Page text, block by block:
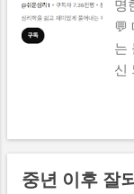
들은 긴 글을 읽기
찾거나 검색 창에
도입된 AI 탭이나
시 확인하게 만들
두기만 하면 자연
고, 사용자가 굳이
명
💬
는
신
를
보
중년 이후 잘